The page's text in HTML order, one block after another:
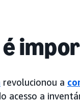
é
revolucionou a
acesso a